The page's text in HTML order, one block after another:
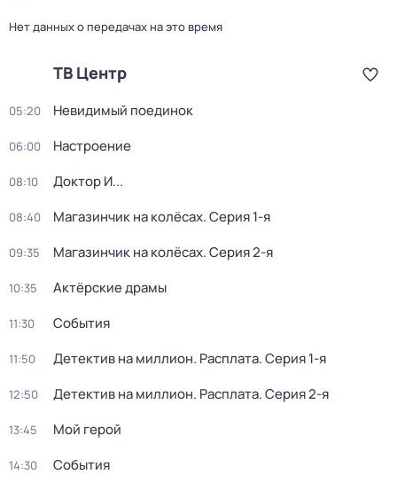
Нет данных о передачах на это время
ТВ Центр
05:20 Невидимый поединок
06:00 Настроение
08:10 Доктор И...
08:40 Магазинчик на колёсах. Серия 1-я
09:35 Магазинчик на колёсах. Серия 2-я
10:35 Актёрские драмы
11:30 События
11:50 Детектив на миллион. Расплата. Серия 1-я
12:50 Детектив на миллион. Расплата. Серия 2-я
13:45 Мой герой
14:30 События